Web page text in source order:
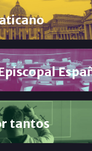
tantos